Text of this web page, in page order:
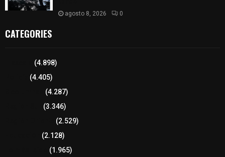
agosto 8, 2026 0
CATEGORIES
(4.898)
(4.405)
(4.287)
(3.346)
(2.529)
(2.128)
(1.965)